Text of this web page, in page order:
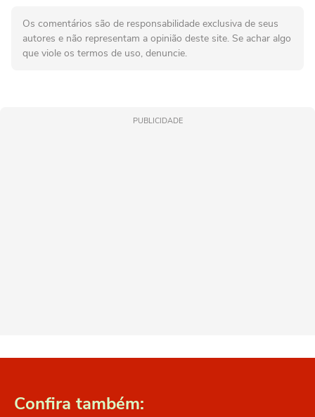
Os comentários são de responsabilidade exclusiva de seus
autores e não representam a opinião deste site. Se achar algo
que viole os termos de uso, denuncie.
PUBLICIDADE
Confira também: